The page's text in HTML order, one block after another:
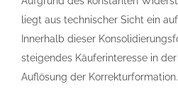
liegt aus technischer Sicht ein
Innerhalb dieser
steigendes Käuferinteresse in
Auflösung der